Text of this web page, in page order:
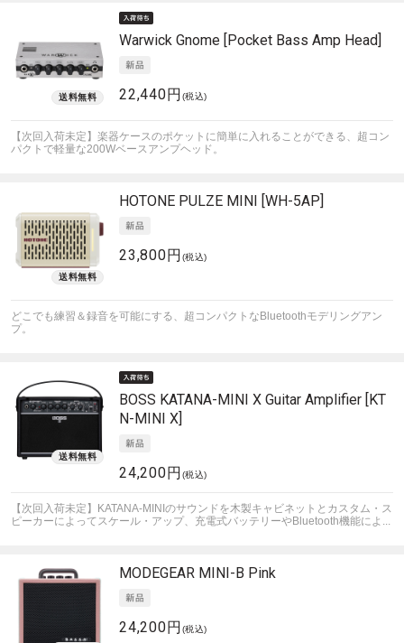
Warwick Gnome [Pocket Bass Amp Head]
22,440円 (税込)
【次回入荷未定】楽器ケースのポケットに簡単に入れることができる、超コン
パクトで軽量な200Wベースアンプヘッド。
HOTONE PULZE MINI [WH-5AP]
23,800円 (税込)
どこでも練習＆録音を可能にする、超コンパクトなBluetoothモデリングアン
プ。
BOSS KATANA-MINI X Guitar Amplifier [KT
N-MINI X]
24,200円 (税込)
【次回入荷未定】KATANA-MINIのサウンドを木製キャビネットとカスタム・ス
ピーカーによってスケール・アップ、充電式バッテリーやBluetooth機能によ...
MODEGEAR MINI-B Pink
24,200円 (税込)